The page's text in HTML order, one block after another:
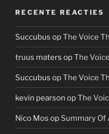
RECENTE REACTIES
Succubus opThe Voice
truus maters opThe
Succubus opThe Voice
kevin pearson opThe
Nico Mos op Summary Of